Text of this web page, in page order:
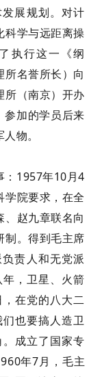
展规划。对计
科学与远距离操
执行这一《纲
所名誉所长）向
所（南京）开办
参加的学员后来
物。
：1957年10月4
学院要求，在全
、赵九章联名向
制。得到毛主席
责人和无党派
，卫星、火箭
，在党的八大二
也要搞人造卫
成立了国家专
年7月，毛主